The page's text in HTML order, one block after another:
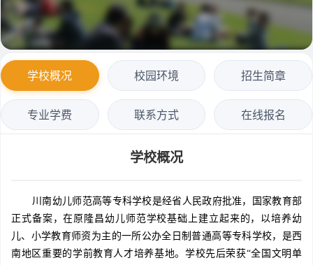
学校概况 校园环境 招生简章
专业学费 联系方式 在线报名
学校概况
川南幼儿师范高等专科学校是经省人民政府批准，国家教育部
正式备案，在原隆昌幼儿师范学校基础上建立起来的，以培养幼
儿、小学教育师资为主的一所公办全日制普通高等专科学校，是西
南地区重要的学前教育人才培养基地。学校先后荣获“全国文明单